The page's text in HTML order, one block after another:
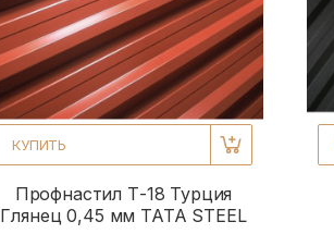
КУПИТЬ
Профнастил Т-18 Турция
Глянец 0,45 мм TATA STEEL